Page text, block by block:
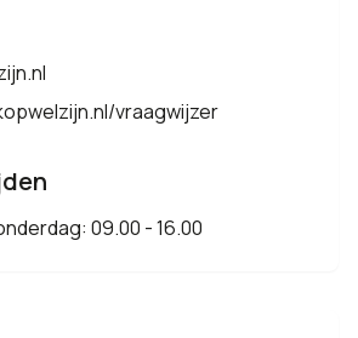
vraagwijzer
09.00 - 16.00